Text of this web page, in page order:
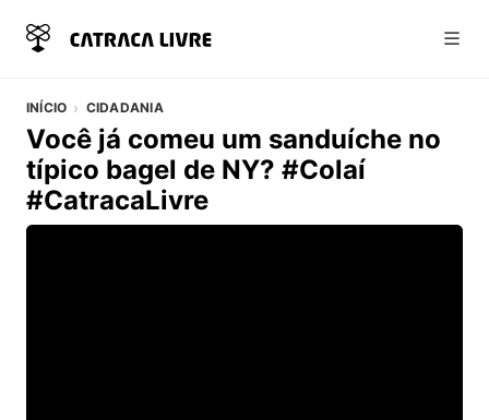
INÍCIO CIDADANIA
Você já comeu um sanduíche no
típico bagel de NY? #Colaí
#CatracaLivre
Vídeo do artigo